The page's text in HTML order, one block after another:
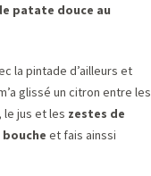
patate douce au
la pintade d’ailleurs et
glissé un citron entre les
jus et les zestes de
et fais ainssi